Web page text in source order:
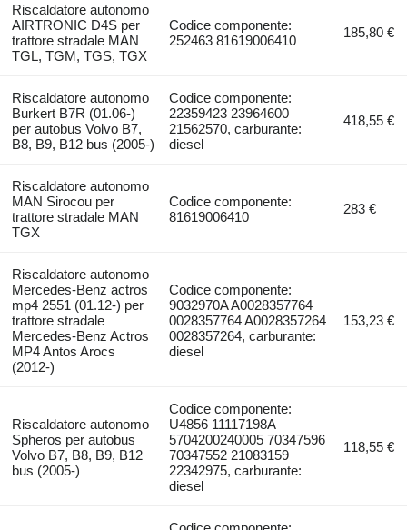
Riscaldatore autonomo
AIRTRONIC D4S per
trattore stradale MAN
TGL, TGM, TGS, TGX
Codice componente:
252463 81619006410
185,80 €
Riscaldatore autonomo
Burkert B7R (01.06-)
per autobus Volvo B7,
B8, B9, B12 bus (2005-)
Codice componente:
22359423 23964600
21562570, carburante:
diesel
418,55 €
Riscaldatore autonomo
MAN Sirocou per
trattore stradale MAN
TGX
Codice componente:
81619006410
283 €
Riscaldatore autonomo
Mercedes-Benz actros
mp4 2551 (01.12-) per
trattore stradale
Mercedes-Benz Actros
MP4 Antos Arocs
(2012-)
Codice componente:
9032970A A0028357764
0028357764 A0028357264
0028357264, carburante:
diesel
153,23 €
Riscaldatore autonomo
Spheros per autobus
Volvo B7, B8, B9, B12
bus (2005-)
Codice componente:
U4856 11117198A
5704200240005 70347596
70347552 21083159
22342975, carburante:
diesel
118,55 €